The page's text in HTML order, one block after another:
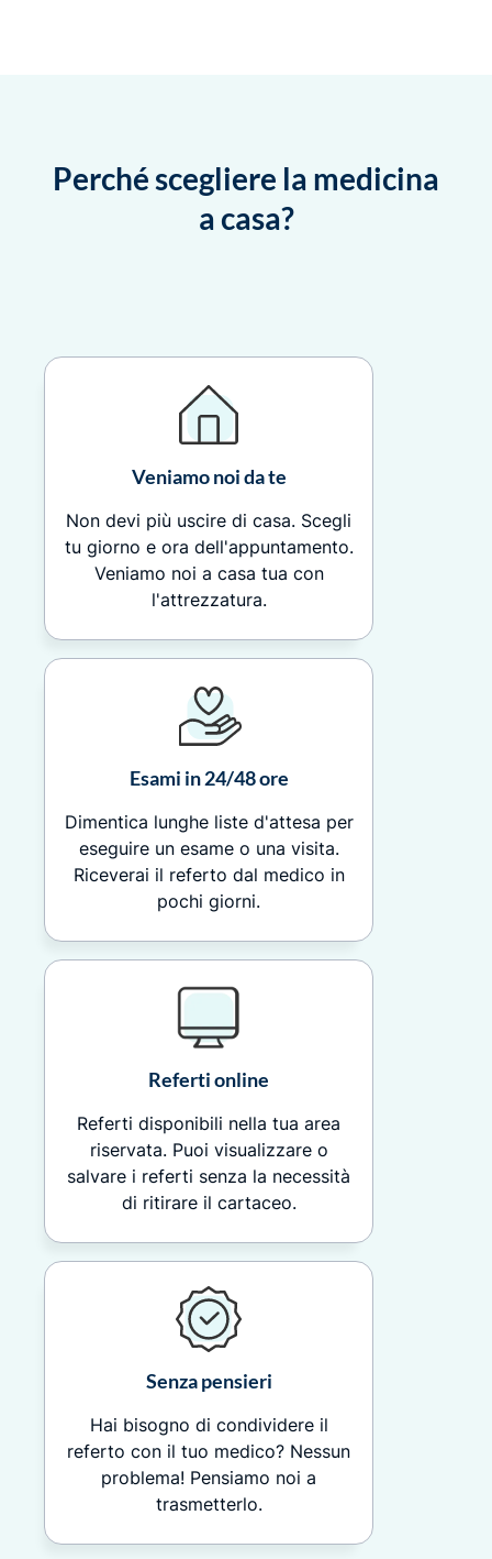
Perché scegliere la medicina
a casa?
Veniamo noi da te
Non devi più uscire di casa. Scegli
tu giorno e ora dell'appuntamento.
Veniamo noi a casa tua con
l'attrezzatura.
Esami in 24/48 ore
Dimentica lunghe liste d'attesa per
eseguire un esame o una visita.
Riceverai il referto dal medico in
pochi giorni.
Referti online
Referti disponibili nella tua area
riservata. Puoi visualizzare o
salvare i referti senza la necessità
di ritirare il cartaceo.
Senza pensieri
Hai bisogno di condividere il
referto con il tuo medico? Nessun
problema! Pensiamo noi a
trasmetterlo.